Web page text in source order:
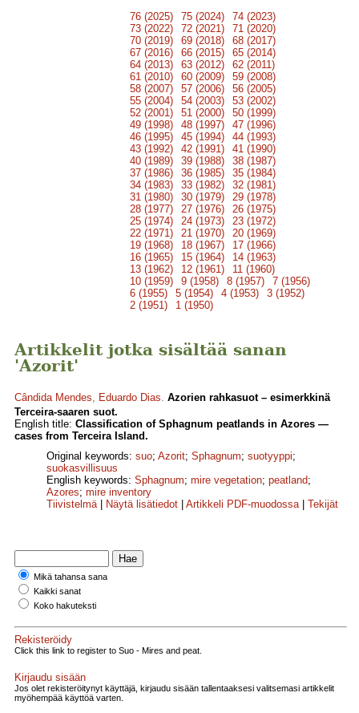
76 (2025) 75 (2024)
74 (2023)
73 (2022)
72 (2021)
71 (2020)
70 (2019)
69 (2018)
68 (2017)
67 (2016)
66 (2015)
65 (2014)
64 (2013)
63 (2012)
62 (2011)
61 (2010)
60 (2009)
59 (2008)
58 (2007)
57 (2006)
56 (2005)
55 (2004)
54 (2003)
53 (2002)
52 (2001)
51 (2000)
50 (1999)
49 (1998)
48 (1997)
47 (1996)
46 (1995)
45 (1994)
44 (1993)
43 (1992)
42 (1991)
41 (1990)
40 (1989)
39 (1988)
38 (1987)
37 (1986)
36 (1985)
35 (1984)
34 (1983)
33 (1982)
32 (1981)
31 (1980)
30 (1979)
29 (1978)
28 (1977)
27 (1976)
26 (1975)
25 (1974)
24 (1973)
23 (1972)
22 (1971)
21 (1970)
20 (1969)
19 (1968)
18 (1967)
17 (1966)
16 (1965)
15 (1964)
14 (1963)
13 (1962)
12 (1961)
11 (1960)
10 (1959)
9 (1958) 8 (1957)
7 (1956)
6 (1955)
5 (1954) 4 (1953)
3 (1952)
2 (1951)
1 (1950)
Artikkelit jotka sisältää sanan
'Azorit'
Cândida Mendes, Eduardo Dias. Azorien rahkasuot – esimerkkinä
Terceira-saaren suot.
English title: Classification of Sphagnum peatlands in Azores —
cases from Terceira Island.
Original keywords: suo; Azorit; Sphagnum; suotyyppi;
suokasvillisuus
English keywords: Sphagnum; mire vegetation; peatland;
Azores; mire inventory
Tiivistelmä| Näytä lisätiedot Artikkeli PDF-muodossa| Tekijät
Mikä tahansa sana
Kaikki sanat
Koko hakuteksti
Rekisteröidy
Click this link to register to Suo - Mires and peat.
Kirjaudu sisään
Jos olet rekisteröitynyt käyttäjä, kirjaudu sisään tallentaaksesi valitsemasi artikkelit
myöhempää käyttöä varten.